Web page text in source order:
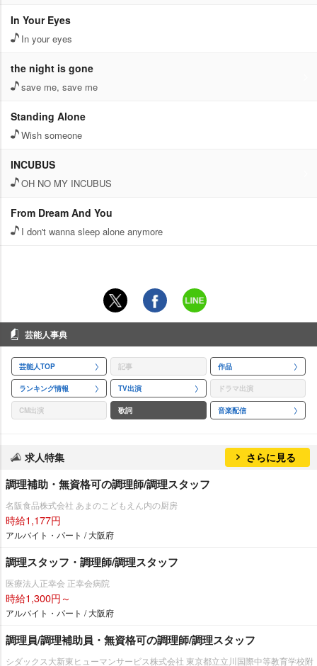
In Your Eyes
In your eyes
the night is gone
save me, save me
Standing Alone
Wish someone
INCUBUS
OH NO MY INCUBUS
From Dream And You
I don't wanna sleep alone anymore
芸能人事典
芸能人TOP 記事 作品
ランキング情報 TV出演 ドラマ出演
CM出演 歌詞 音楽配信
求人特集 さらに見る
調理補助・無資格可の調理師/調理スタッフ
名阪食品株式会社 あまのこどもえん内の厨房
時給1,177円
アルバイト・パート / 大阪府
調理スタッフ・調理師/調理スタッフ
医療法人正幸会 正幸会病院
時給1,300円～
アルバイト・パート / 大阪府
調理員/調理補助員・無資格可の調理師/調理スタッフ
シダックス大新東ヒューマンサービス株式会社 東京都立立川国際中等教育学校附